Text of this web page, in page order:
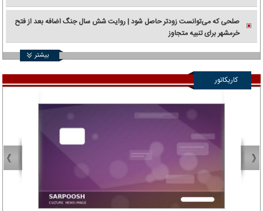
صلحی که می‌توانست زودتر حاصل شود | روایت شش سال جنگ اضافه بعد از فتح
خرمشهر برای تنبیه متجاوز
بیشتر
کاریکاتور